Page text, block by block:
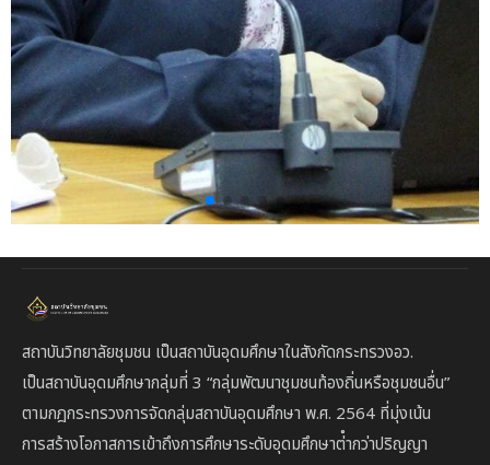
สถาบันวิทยาลัยชุมชน เป็นสถาบันอุดมศึกษาในสังกัดกระทรวงอว.
เป็นสถาบันอุดมศึกษากลุ่มที่ 3 “กลุ่มพัฒนาชุมชนท้องถิ่นหรือชุมชนอื่น”
ตามกฎกระทรวงการจัดกลุ่มสถาบันอุดมศึกษา พ.ศ. 2564 ที่มุ่งเน้น
การสร้างโอกาสการเข้าถึงการศึกษาระดับอุดมศึกษาต่ํากว่าปริญญา